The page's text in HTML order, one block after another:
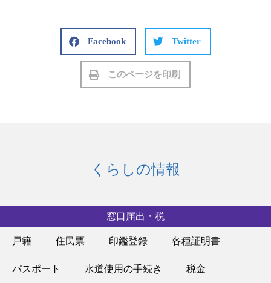
Facebook Twitter
このページを印刷
くらしの情報
窓口届出・税
戸籍 住民票 印鑑登録 各種証明書
パスポート 水道使用の手続き 税金